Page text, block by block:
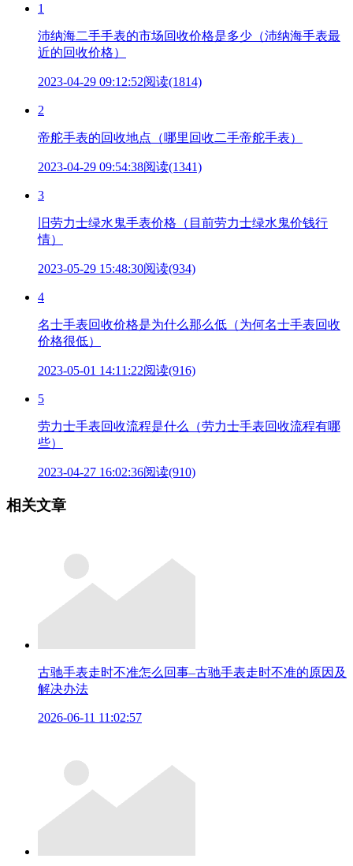
1
沛纳海二手手表的市场回收价格是多少（沛纳海手表最
近的回收价格）
2023-04-29 09:12:52阅读(1814)
2
帝舵手表的回收地点（哪里回收二手帝舵手表）
2023-04-29 09:54:38阅读(1341)
3
旧劳力士绿水鬼手表价格（目前劳力士绿水鬼价钱行
情）
2023-05-29 15:48:30阅读(934)
4
名士手表回收价格是为什么那么低（为何名士手表回收
价格很低）
2023-05-01 14:11:22阅读(916)
5
劳力士手表回收流程是什么（劳力士手表回收流程有哪
些）
2023-04-27 16:02:36阅读(910)
相关文章
古驰手表走时不准怎么回事–古驰手表走时不准的原因及
解决办法
2026-06-11 11:02:57